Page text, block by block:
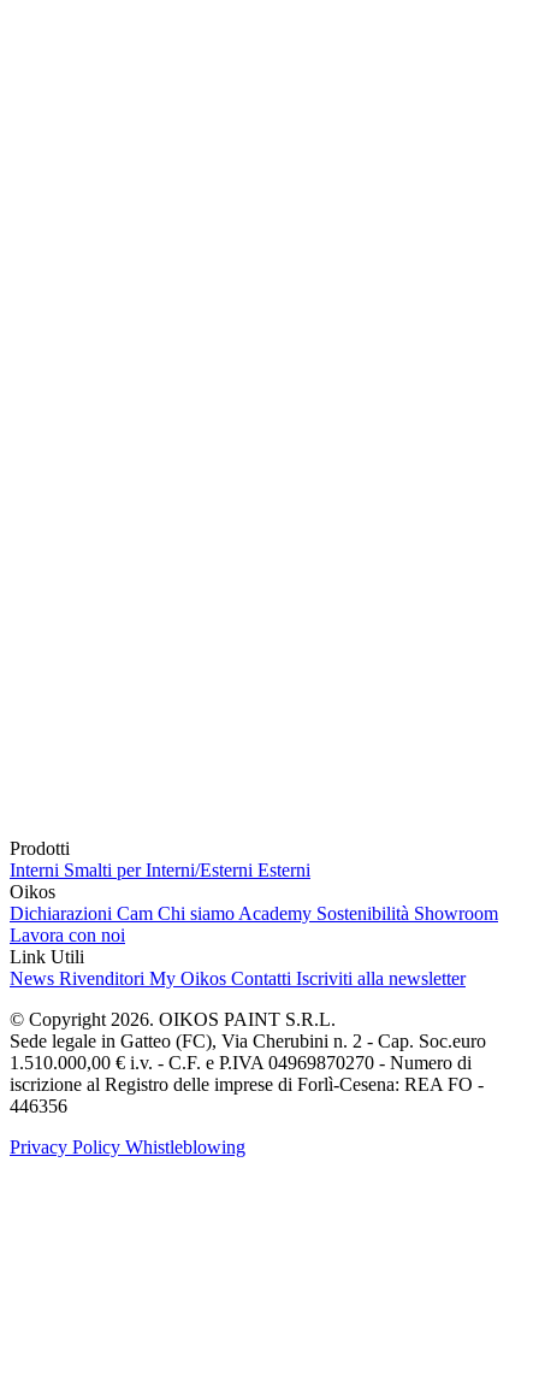
Prodotti
Interni Smalti per Interni/Esterni Esterni
Oikos
Dichiarazioni Cam Chi siamo Academy Sostenibilità Showroom
Lavora con noi
Link Utili
News Rivenditori My Oikos Contatti Iscriviti alla newsletter
© Copyright 2026. OIKOS PAINT S.R.L.
Sede legale in Gatteo (FC), Via Cherubini n. 2 - Cap. Soc.euro
1.510.000,00 € i.v. - C.F. e P.IVA 04969870270 - Numero di
iscrizione al Registro delle imprese di Forlì-Cesena: REA FO -
446356
Privacy Policy Whistleblowing